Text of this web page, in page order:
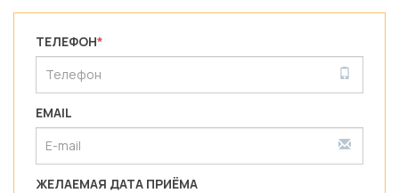
ТЕЛЕФОН*
EMAIL
ЖЕЛАЕМАЯ ДАТА ПРИЁМА